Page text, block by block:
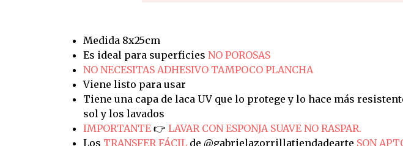
Medida 8x25cm
Es ideal para superficies NO POROSAS
NO NECESITAS ADHESIVO TAMPOCO PLANCHA
Viene listo para usar
Tiene una capa de laca UV que lo protege y lo hace más
sol y los lavados
IMPORTANTE 👉 LAVAR CON ESPONJA SUAVE NO RASPAR.
Los TRANSFER FÁCILde @gabrielazorrillatiendadearte SON